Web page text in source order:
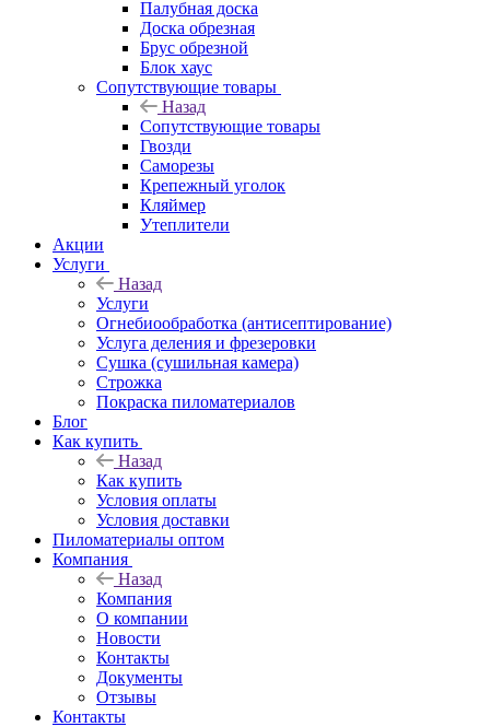
Палубная доска
Доска обрезная
Брус обрезной
Блок хаус
Сопутствующие товары
Назад
Сопутствующие товары
Гвозди
Саморезы
Крепежный уголок
Кляймер
Утеплители
Акции
Услуги
Назад
Услуги
Огнебиообработка (антисептирование)
Услуга деления и фрезеровки
Сушка (сушильная камера)
Строжка
Покраска пиломатериалов
Блог
Как купить
Назад
Как купить
Условия оплаты
Условия доставки
Пиломатериалы оптом
Компания
Назад
Компания
О компании
Новости
Контакты
Документы
Отзывы
Контакты